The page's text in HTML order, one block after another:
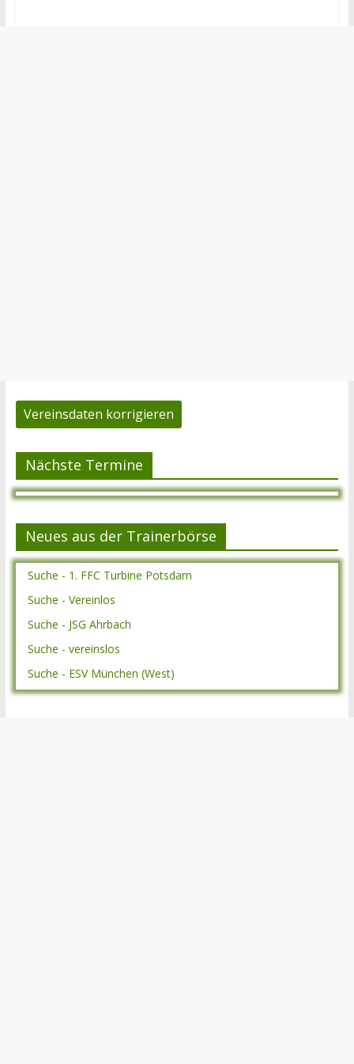
Vereinsdaten korrigieren
Nächste Termine
Neues aus der Trainerbörse
Suche - 1. FFC Turbine Potsdam
Suche - Vereinlos
Suche - JSG Ahrbach
Suche - vereinslos
Suche - ESV München (West)